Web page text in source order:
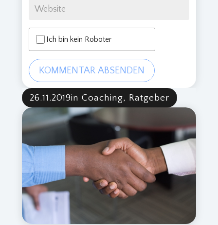
26.11.2019in Coaching, Ratgeber
Ich bin kein Roboter
KOMMENTAR ABSENDEN